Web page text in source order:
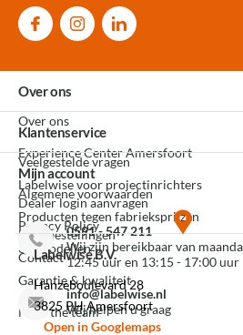
Over ons
Over ons
Experience Center Amersfoort
Labelwise voor projectinrichters
Producten tegen fabrieksprijzen
3D modellen
Garantie & kwaliteit
Meet the team
Klantenservice
Veelgestelde vragen
Algemene voorwaarden
Privacy Policy
Contact
Mijn account
Dealer login aanvragen
Mijn bestellingen
0591 - 547 211
Wij zijn bereikbaar van
12:45 uur en 13:15 - 17:00 uur
info@labelwise.nl
Wij helpen u graag
Labelwise B.V.
Hanzeboulevard 28
3825 PH Amersfoort
Open in Googlemaps